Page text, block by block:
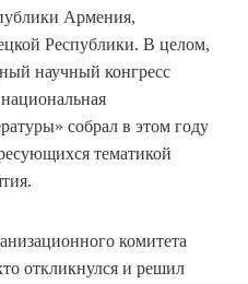
Армения,
Республики. В целом,
научный конгресс
собрал в этом году
тематикой
комитета
откликнулся и решил